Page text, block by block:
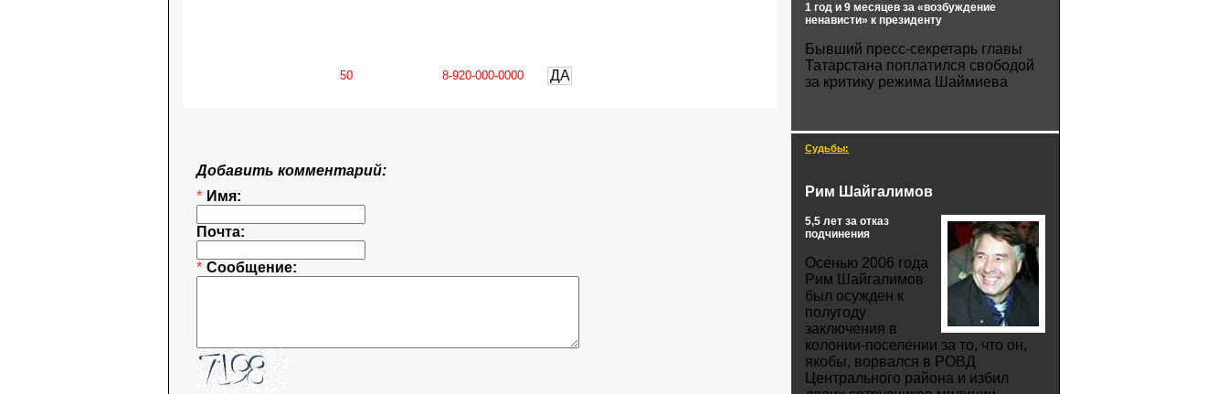
ДА
Добавить комментарий:
* Имя:
Почта:
* Сообщение:
1 год и 9 месяцев за «возбуждение
ненависти» к президенту
Бывший пресс-секретарь главы
Татарстана поплатился свободой
за критику режима Шаймиева
Судьбы:
Рим Шайгалимов
5,5 лет за отказ
подчинения
Осенью 2006 года
Рим Шайгалимов
был осужден к
полугоду
заключения в
колонии-поселении за то, что он,
якобы, ворвался в РОВД
Центрального района и избил